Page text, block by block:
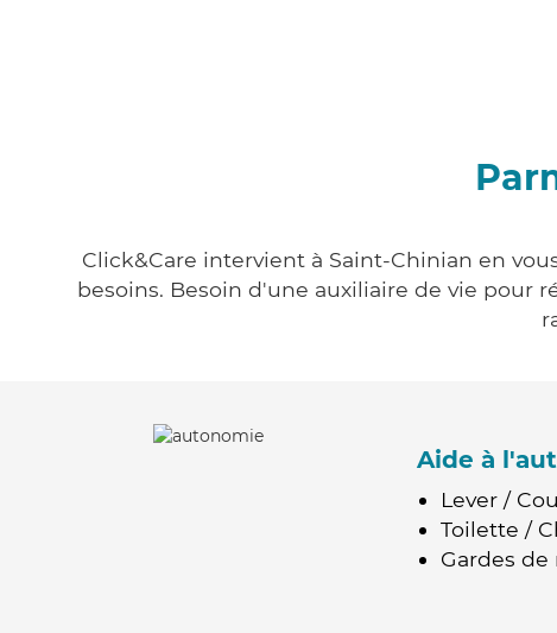
Click&Care intervient à Saint-Chinian en
besoins. Besoin d'une auxiliaire de vie pour
Aide à
Lever /
Toilette /
Gardes